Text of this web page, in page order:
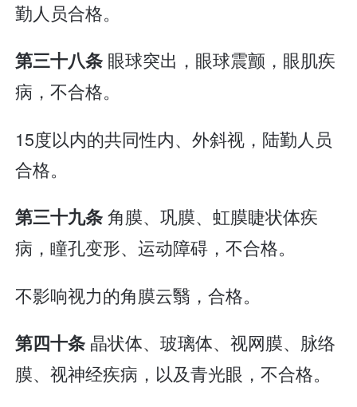
勤人员合格。
第三十八条 眼球突出，眼球震颤，眼肌疾
病，不合格。
15度以内的共同性内、外斜视，陆勤人员
合格。
第三十九条角膜、巩膜、虹膜睫状体疾
病，瞳孔变形、运动障碍，不合格。
不影响视力的角膜云翳，合格。
第四十条 晶状体、玻璃体、视网膜、脉络
膜、视神经疾病，以及青光眼，不合格。